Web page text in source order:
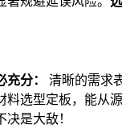
分：
清晰的需求
料选型定板，能从
决是大敌！